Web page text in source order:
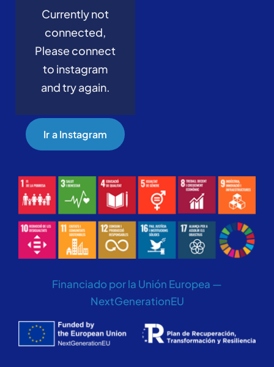
Currently not
connected,
Please connect
to instagram
and try again.
Ir a Instagram
Financiado por la Unión Europea —
NextGenerationEU